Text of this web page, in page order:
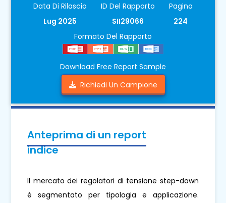
Data Di Rilascio
Lug 2025
ID Del Rapporto
SII29066
Pagina
224
Formato Del Rapporto
Download Free Report Sample
Richiedi Un Campione
Anteprima di un report
indice
Il mercato dei regolatori di tensione step-down
è segmentato per tipologia e applicazione.